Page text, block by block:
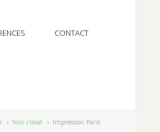
CONTACT
› Non classé › Impression Paris